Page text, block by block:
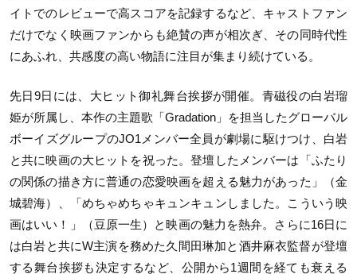
イトでのレビューで高スコアを記録するなど、キャストファン
だけでなく映画ファンからも絶賛の声が相次ぎ、その同時代性
にあふれ、共感度の高い物語に注目が集まり続けている。
先日9日には、大ヒット御礼舞台挨拶が開催。青磁役の白岩瑠
姫が所属し、本作の主題歌「Gradation」を担当したグローバル
ボーイズグループのJO1メンバー全員が劇場に駆けつけ、白岩
と共に映画の大ヒットを祝った。登壇したメンバーは「ふたり
の関係の描き方に普通の恋愛映画を超える魅力があった」（金
城碧海）、「めちゃめちゃキュンキュンしました。こういう映
画はいい！」（豆原一生）と映画の魅力を熱弁。さらに16日に
は白岩と共にW主演を務めた久間田琳加と酒井麻衣監督が登壇
する舞台挨拶も決定するなど、公開から1週間を経ても衰える